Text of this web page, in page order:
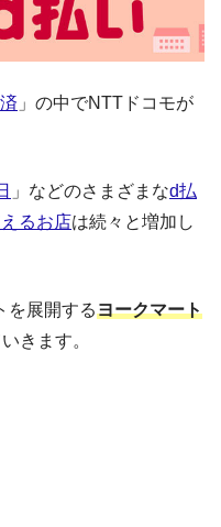
」の中でNTTドコモが
」などのさまざまなd払
るお店は続々と増加し
を展開するヨークマート
きます。